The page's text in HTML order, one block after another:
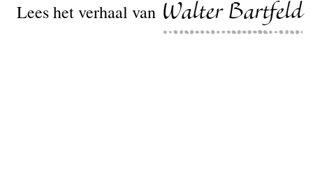
Lees het verhaal van Walter Bartfeld